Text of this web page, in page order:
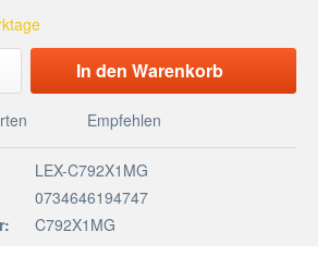
In den Warenkorb
Empfehlen
LEX-C792X1MG
0734646194747
C792X1MG